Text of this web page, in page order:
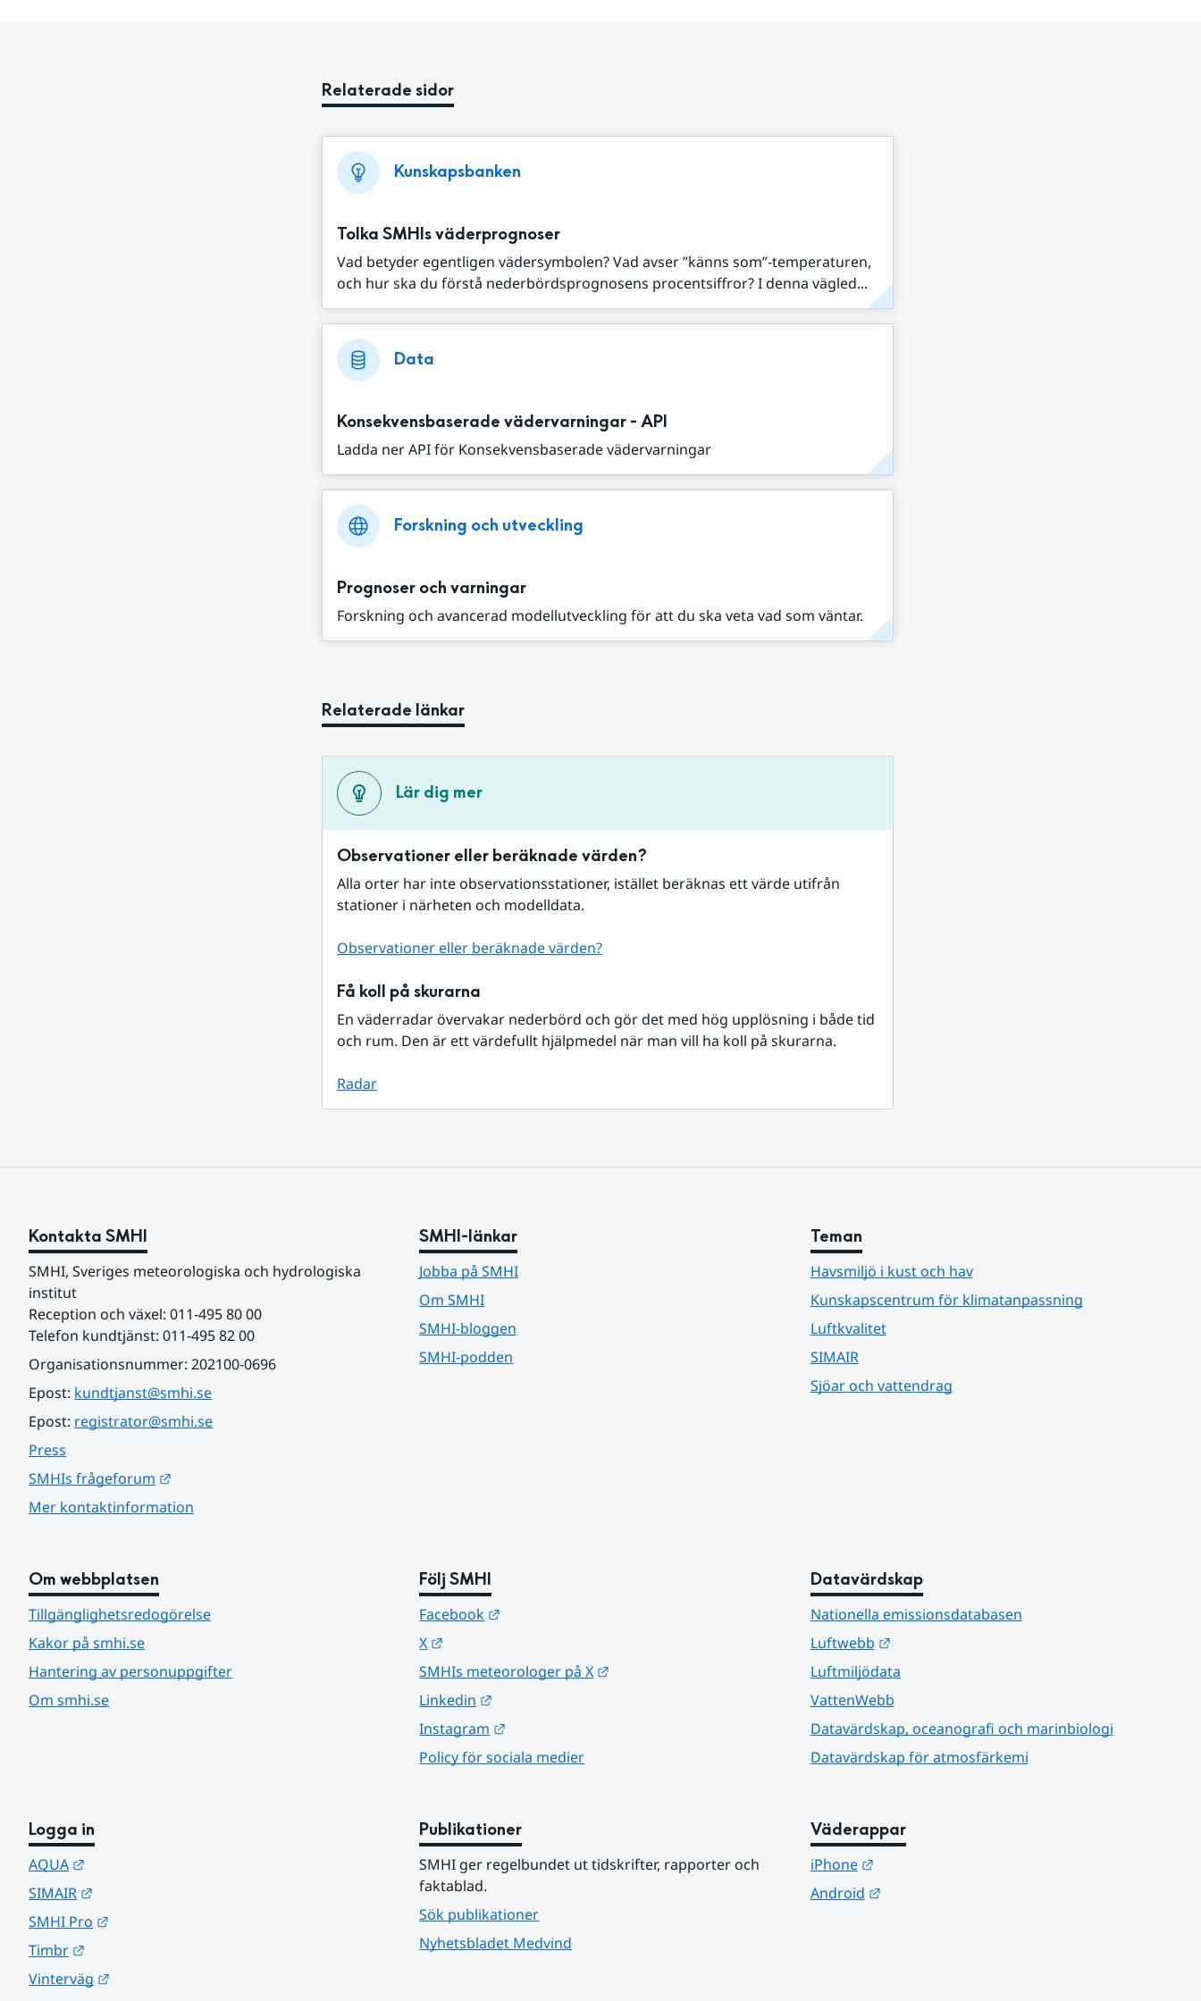
Relaterade sidor
Kunskapsbanken
Tolka SMHIs väderprognoser
Vad betyder egentligen vädersymbolen? Vad avser ”känns som”-temperaturen,
och hur ska du förstå nederbördsprognosens procentsiffror? I denna vägled...
Data
Konsekvensbaserade vädervarningar - API
Ladda ner API för Konsekvensbaserade vädervarningar
Forskning och utveckling
Prognoser och varningar
Forskning och avancerad modellutveckling för att du ska veta vad som väntar.
Relaterade länkar
Lär dig mer
Observationer eller beräknade värden?
Alla orter har inte observationsstationer, istället beräknas ett värde utifrån
stationer i närheten och modelldata.
Observationer eller beräknade värden?
Få koll på skurarna
En väderradar övervakar nederbörd och gör det med hög upplösning i både tid
och rum. Den är ett värdefullt hjälpmedel när man vill ha koll på skurarna.
Radar
Kontakta SMHI
SMHI, Sveriges meteorologiska och hydrologiska
institut
Reception och växel: 011-495 80 00
Telefon kundtjänst: 011-495 82 00
Organisationsnummer: 202100-0696
Epost: kundtjanst@smhi.se
Epost: registrator@smhi.se
Press
SMHIs frågeforum
Mer kontaktinformation
SMHI-länkar
Jobba på SMHI
Om SMHI
SMHI-bloggen
SMHI-podden
Teman
Havsmiljö i kust och hav
Kunskapscentrum för klimatanpassning
Luftkvalitet
SIMAIR
Sjöar och vattendrag
Om webbplatsen
Tillgänglighetsredogörelse
Kakor på smhi.se
Hantering av personuppgifter
Om smhi.se
Följ SMHI
Facebook
X
SMHIs meteorologer på X
Linkedin
Instagram
Policy för sociala medier
Datavärdskap
Nationella emissionsdatabasen
Luftwebb
Länk till annan webbplats.
Luftmiljödata
VattenWebb
Datavärdskap, oceanografi och marinbiologi
Datavärdskap för atmosfärkemi
Logga in
AQUA
SIMAIR
SMHI Pro
Timbr
Vinterväg
Publikationer
SMHI ger regelbundet ut tidskrifter, rapporter och
faktablad.
Sök publikationer
Nyhetsbladet Medvind
Väderappar
iPhone
Länk till annan webbplats.
Android
Länk till annan webbplats.